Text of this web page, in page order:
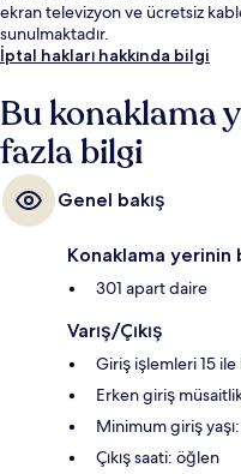
ekran televizyon ve ücretsiz
sunulmaktadır.
İptal hakları hakkında bilgi
Bu konaklama
fazla bilgi
Genel bakış
Konaklama yerinin
301 apart daire
Varış/Çıkış
Giriş işlemleri 15 ile
Erken giriş
Minimum giriş yaşı:
Çıkış saati: öğlen